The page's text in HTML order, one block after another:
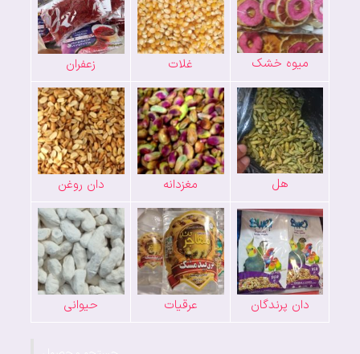
میوه خشک غلات زعفران
هل مغزدانه دان روغن
دان پرندگان عرقیات حیوانی